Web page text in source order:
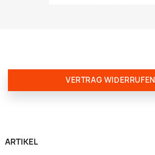
VERTRAG WIDERRUFEN
ARTIKEL